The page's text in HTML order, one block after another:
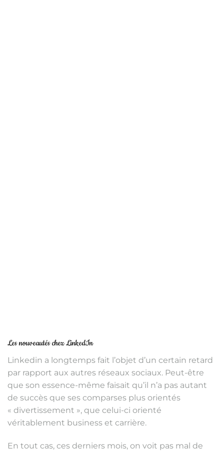
Les nouveautés chez LinkedIn
Linkedin a longtemps fait l’objet d’un certain retard
par rapport aux autres réseaux sociaux. Peut-être
que son essence-même faisait qu’il n’a pas autant
de succès que ses comparses plus orientés
« divertissement », que celui-ci orienté
véritablement business et carrière.
En tout cas, ces derniers mois, on voit pas mal de